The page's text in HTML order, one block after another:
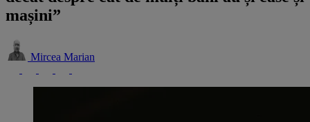
mașini”
Mircea Marian